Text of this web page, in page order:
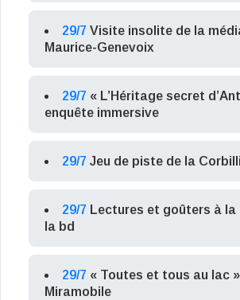
29/7 Visite insolite de la
Maurice-Genevoix
29/7 « L’Héritage secret
enquête immersive
29/7 Jeu de piste de la
29/7 Lectures et goûters à la
la bd
29/7 « Toutes et tous au lac
Miramobile